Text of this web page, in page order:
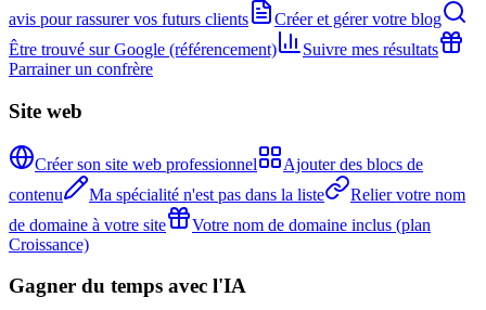
avis pour rassurer vos futurs clients
Créer et gérer votre blog
Être trouvé sur Google (référencement)
Suivre mes résultats
Parrainer un confrère
Site web
Créer son site web professionnel
Ajouter des blocs de
contenu
Ma spécialité n'est pas dans la liste
Relier votre nom
de domaine à votre site
Votre nom de domaine inclus (plan
Croissance)
Gagner du temps avec l'IA